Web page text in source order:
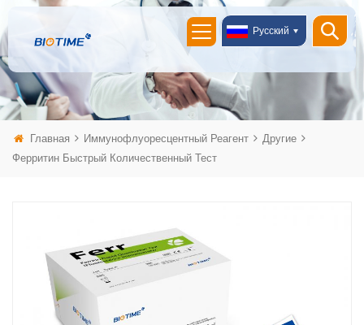
Русский
Главная Иммунофлуоресцентный Реагент
Другие
Ферритин Быстрый Количественный Тест